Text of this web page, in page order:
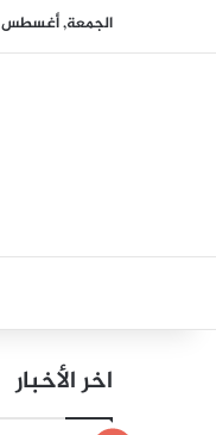
الجمعة, أغسطس 7 2026
اخر الأخبار